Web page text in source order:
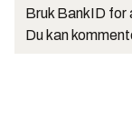
Bruk BankID for
Du kan